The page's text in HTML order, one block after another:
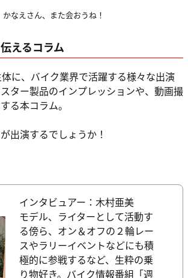
かなえさん、また会おうね！
えるコラム
に、バイク業界で活躍する様々な出演
ター製品のインプレッションや、動画撮
る本コラム。
出演するでしょうか！
インタビュアー：木村亜美
モデル、ライターとして活動す
る傍ら、オン＆オフの２輪レー
スやラリーイベントなどにも積
極的に参戦するなど、生粋の乗
り物好き。バイク情報番組「週